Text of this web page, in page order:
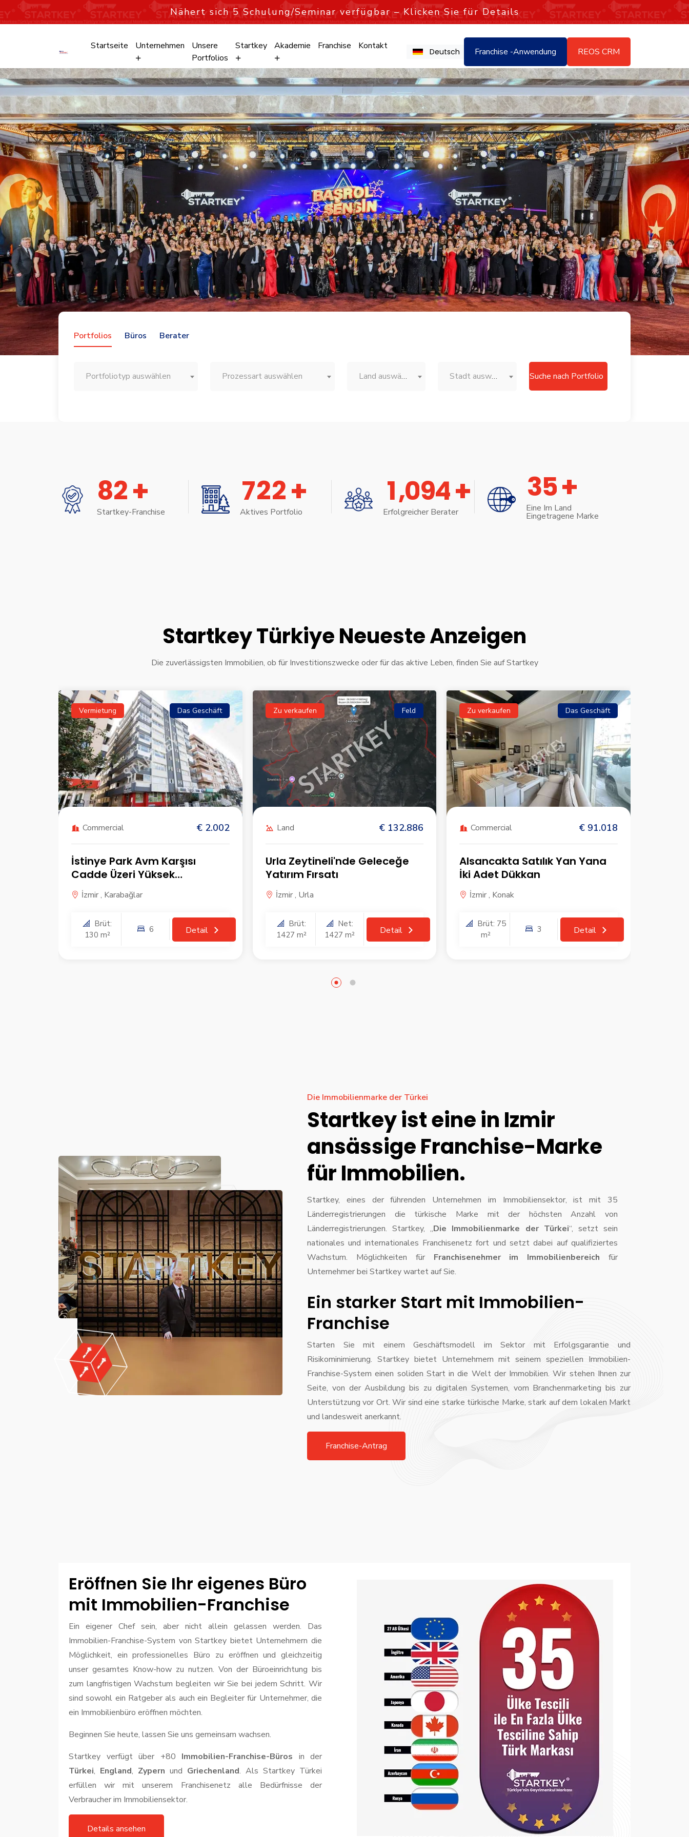
Nähert sich5Schulung/Seminar verfügbar – Klicken Sie für Details
Startseite Unternehmen
Unsere
Portfolios
Startkey Akademie Franchise Kontakt
Deutsch Franchise -Anwendung REOS CRM
Portfolios Büros Berater
Portfoliotyp auswählen Prozessart auswählen Land auswählen Stadt auswählen Suche nach Portfolio
82+
Startkey-Franchise
722+
Aktives Portfolio
1,094+
Erfolgreicher Berater
35+
Eine Im Land
Eingetragene Marke
Startkey Türkiye Neueste Anzeigen
Die zuverlässigsten Immobilien, ob für Investitionszwecke oder für das aktive Leben, finden Sie auf Startkey
Vermietung Das Geschäft
Commercial € 2.002
İstinye Park Avm Karşısı
Cadde Üzeri Yüksek
Potansiyelli Kiralık Dükka...
İzmir , Karabağlar
Brüt:
130 m²
6 Detail
Zu verkaufen Feld
Land € 132.886
Urla Zeytineli'nde Geleceğe
Yatırım Fırsatı
İzmir , Urla
Brüt:
1427 m²
Net:
1427 m²
Detail
Zu verkaufen Das Geschäft
Commercial € 91.018
Alsancakta Satılık Yan Yana
İki Adet Dükkan
İzmir , Konak
Brüt: 75
m²
3 Detail
Die Immobilienmarke der Türkei
Startkey ist eine in Izmir
ansässige Franchise-Marke
für Immobilien.
Startkey, eines der führenden Unternehmen im Immobiliensektor, ist mit 35
Länderregistrierungen die türkische Marke mit der höchsten Anzahl von
Länderregistrierungen. Startkey, „Die Immobilienmarke der Türkei“, setzt sein
nationales und internationales Franchisenetz fort und setzt dabei auf qualifiziertes
Wachstum. Möglichkeiten für Franchisenehmer im Immobilienbereich für
Unternehmer bei Startkey wartet auf Sie.
Ein starker Start mit Immobilien-
Franchise
Starten Sie mit einem Geschäftsmodell im Sektor mit Erfolgsgarantie und
Risikominimierung. Startkey bietet Unternehmern mit seinem speziellen Immobilien-
Franchise-System einen soliden Start in die Welt der Immobilien. Wir stehen Ihnen zur
Seite, von der Ausbildung bis zu digitalen Systemen, vom Branchenmarketing bis zur
Unterstützung vor Ort. Wir sind eine starke türkische Marke, stark auf dem lokalen Markt
und landesweit anerkannt.
Franchise-Antrag
Eröffnen Sie Ihr eigenes Büro
mit Immobilien-Franchise
Ein eigener Chef sein, aber nicht allein gelassen werden. Das
Immobilien-Franchise-System von Startkey bietet Unternehmern die
Möglichkeit, ein professionelles Büro zu eröffnen und gleichzeitig
unser gesamtes Know-how zu nutzen. Von der Büroeinrichtung bis
zum langfristigen Wachstum begleiten wir Sie bei jedem Schritt. Wir
sind sowohl ein Ratgeber als auch ein Begleiter für Unternehmer, die
ein Immobilienbüro eröffnen möchten.
Beginnen Sie heute, lassen Sie uns gemeinsam wachsen.
Startkey verfügt über +80 Immobilien-Franchise-Büros in der
Türkei, England, Zypern und Griechenland. Als Startkey Türkei
erfüllen wir mit unserem Franchisenetz alle Bedürfnisse der
Verbraucher im Immobiliensektor.
Details ansehen